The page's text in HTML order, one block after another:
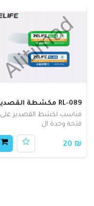
RL-089 مكشطة القصدير
مناسب لكشط القصدير على
فتحة وحدة ال
₪ 20